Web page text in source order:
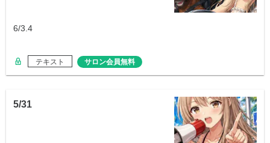
6/3.4
テキスト サロン会員無料
5/31